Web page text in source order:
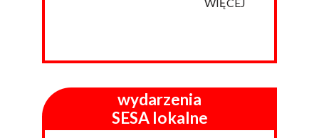
wydarzenia
SESA lokalne